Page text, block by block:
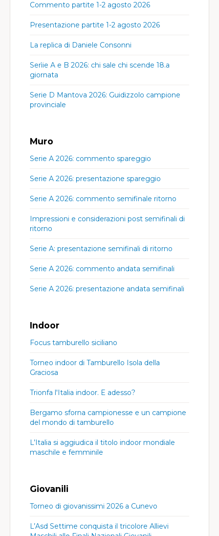
Commento partite 1-2 agosto 2026
Presentazione partite 1-2 agosto 2026
La replica di Daniele Consonni
Serìie A e B 2026: chi sale chi scende 18.a
giornata
Serie D Mantova 2026: Guidizzolo campione
provinciale
Muro
Serie A 2026: commento spareggio
Serie A 2026: presentazione spareggio
Serie A 2026: commento semifinale ritorno
Impressioni e considerazioni post semifinali di
ritorno
Serie A: presentazione semifinali di ritorno
Serie A 2026: commento andata semifinali
Serie A 2026: presentazione andata semifinali
Indoor
Focus tamburello siciliano
Torneo indoor di Tamburello Isola della
Graciosa
Trionfa l'Italia indoor. E adesso?
Bergamo sforna campionesse e un campione
del mondo di tamburello
L’Italia si aggiudica il titolo indoor mondiale
maschile e femminile
Giovanili
Torneo di giovanissimi 2026 a Cunevo
L’Asd Settime conquista il tricolore Allievi